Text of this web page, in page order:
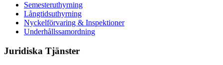
Semesteruthyrning
Långtidsuthyrning
Nyckelförvaring & Inspektioner
Underhållssamordning
Juridiska Tjänster